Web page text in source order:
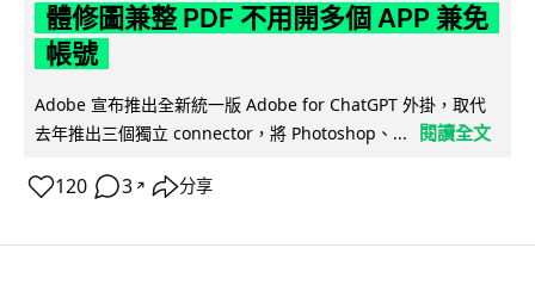
體修圖兼整 PDF 不用開多個 APP 兼免
帳號
Adobe 宣布推出全新統一版 Adobe for ChatGPT 外掛，取代
去年推出三個獨立 connector，將 Photoshop、...
閱讀全文
120 3 ↗ 分享